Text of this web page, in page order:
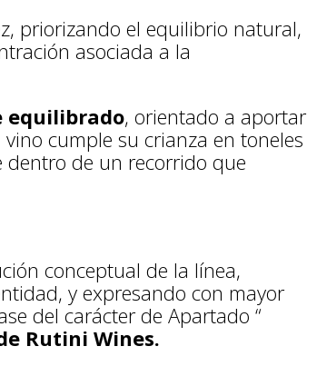
priorizando el equilibrio natural,
asociada a la
equilibrado, orientado a aportar
cumple su crianza en toneles
dentro de un recorrido que
conceptual de la línea,
y expresando con mayor
del carácter de Apartado “
Rutini Wines.